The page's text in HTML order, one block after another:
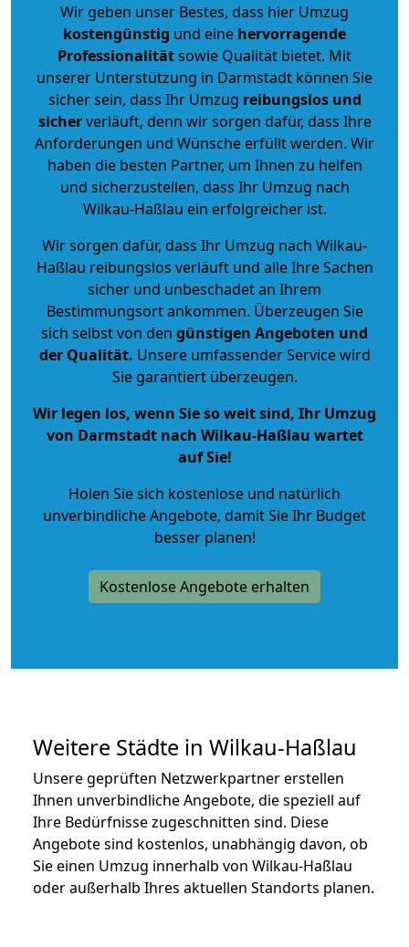
Wir geben unser Bestes, dass hier Umzug
kostengünstig und eine hervorragende
Professionalitätsowie Qualität bietet. Mit
unserer Unterstützung in Darmstadt können Sie
sicher sein, dass Ihr Umzug reibungslos und
sicherverläuft, denn wir sorgen dafür, dass Ihre
Anforderungen und Wünsche erfüllt werden. Wir
haben die besten Partner, um Ihnen zu helfen
und sicherzustellen, dass Ihr Umzug nach
Wilkau-Haßlau ein erfolgreicher ist.
Wir sorgen dafür, dass Ihr Umzug nach Wilkau-
Haßlau reibungslos verläuft und alle Ihre Sachen
sicher und unbeschadet an Ihrem
Bestimmungsort ankommen. Überzeugen Sie
sich selbst von den günstigen Angeboten und
der Qualität. Unsere umfassender Service wird
Sie garantiert überzeugen.
Wir legen los, wenn Sie so weit sind, Ihr Umzug
von Darmstadt nach Wilkau-Haßlau wartet
auf Sie!
Holen Sie sich kostenlose und natürlich
unverbindliche Angebote, damit Sie Ihr Budget
besser planen!
Kostenlose Angebote erhalten
Weitere Städte in Wilkau-Haßlau
Unsere geprüften Netzwerkpartner erstellen
Ihnen unverbindliche Angebote, die speziell auf
Ihre Bedürfnisse zugeschnitten sind. Diese
Angebote sind kostenlos, unabhängig davon, ob
Sie einen Umzug innerhalb von Wilkau-Haßlau
oder außerhalb Ihres aktuellen Standorts planen.